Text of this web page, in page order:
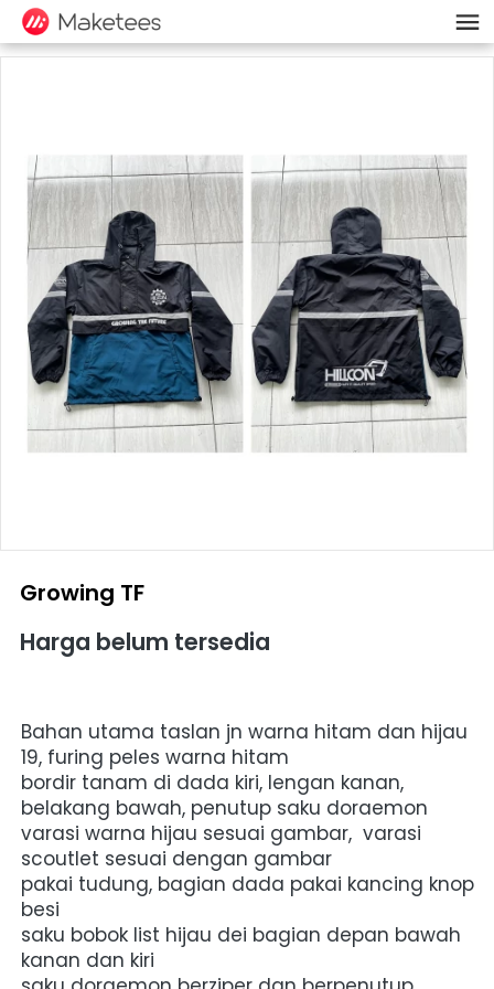
Growing TF
Harga belum tersedia
Bahan utama taslan jn warna hitam dan hijau
19, furing peles warna hitam
bordir tanam di dada kiri, lengan kanan,
belakang bawah, penutup saku doraemon
varasi warna hijau sesuai gambar, varasi
scoutlet sesuai dengan gambar
pakai tudung, bagian dada pakai kancing knop
besi
saku bobok list hijau dei bagian depan bawah
kanan dan kiri